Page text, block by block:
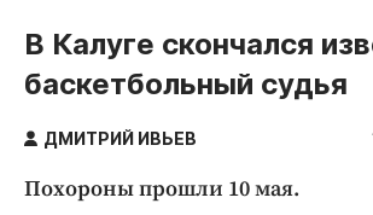
Новости компаний
Статьи
Народные новости
Благоустройство
В Калуге скончался
баскетбольный судья
ДМИТРИЙ ИВЬЕВ
Похороны прошли 10 мая.